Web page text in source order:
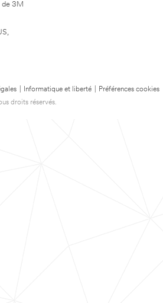
de 3M
Informatique et liberté
Préférences cookies
droits réservés.